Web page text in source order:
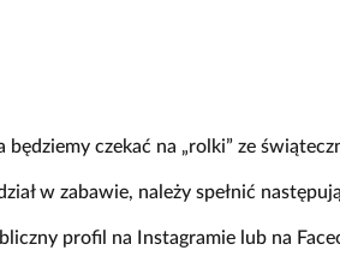
będziemy czekać na „rolki” ze
w zabawie, należy spełnić
profil na Instagramie lub na